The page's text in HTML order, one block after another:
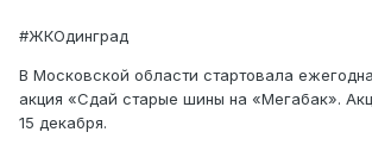
#ЖКОдинград
В Московской области стартовала
акция «Сдай старые шины на «Мегабак».
15 декабря.